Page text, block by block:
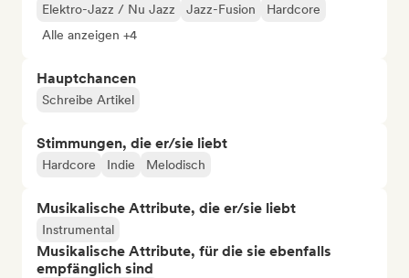
Elektro-Jazz / Nu Jazz
Jazz-Fusion
Hardcore
Alle anzeigen +4
Hauptchancen
Schreibe Artikel
Stimmungen, die er/sie liebt
Hardcore Indie Melodisch
Musikalische Attribute, die er/sie liebt
Instrumental
Musikalische Attribute, für die sie ebenfalls
empfänglich sind